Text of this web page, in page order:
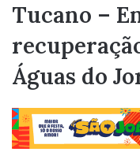
Tucano –
Águas do